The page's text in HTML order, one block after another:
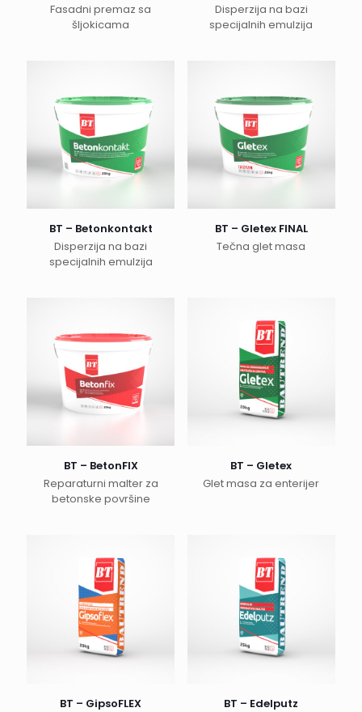
Fasadni premaz sa
šljokicama
Disperzija na bazi
specijalnih emulzija
BT – Betonkontakt
Disperzija na bazi
specijalnih emulzija
BT – Gletex FINAL
Tečna glet masa
BT – BetonFIX
Reparaturni malter za
betonske površine
BT – Gletex
Glet masa za enterijer
BT – GipsoFLEX
BT – Edelputz